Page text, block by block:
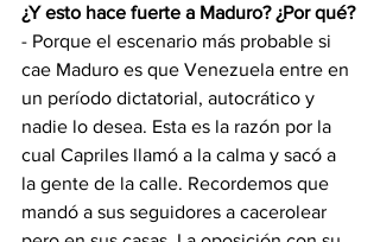
¿Y esto hace fuerte a Maduro? ¿Por qué?
- Porque el escenario más probable si
cae Maduro es que Venezuela entre en
un período dictatorial, autocrático y
nadie lo desea. Esta es la razón por la
cual Capriles llamó a la calma y sacó a
la gente de la calle. Recordemos que
mandó a sus seguidores a cacerolear